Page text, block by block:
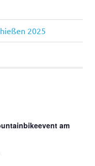
2025
am